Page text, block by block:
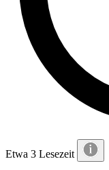
Etwa 3 Lesezeit